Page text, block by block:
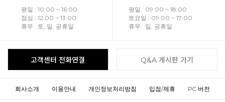
평일 : 10:00 ~ 16:00
점심 : 12:00 ~ 13:00
휴무 : 토, 일, 공휴일
평일 : 09:00 ~ 18:00
토요일 : 09:00 ~ 17:00
휴무 : 일, 공휴일
고객센터 전화연결 Q&A 게시판 가기
회사소개 이용안내 개인정보처리방침 입점/제휴 PC 버전